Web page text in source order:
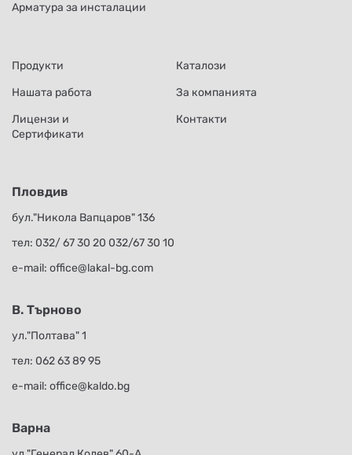
Арматура за инсталации
Продукти
Каталози
Нашата работа
За компанията
Лицензи и
Сертификати
Контакти
Пловдив
бул."Никола Вапцаров" 136
тел: 032/ 67 30 20 032/67 30 10
е-mail: office@lakal-bg.com
В. Търново
ул."Полтава" 1
тел: 062 63 89 95
е-mail: office@kaldo.bg
Варна